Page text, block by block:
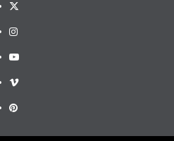
X
Instagram
Youtube
Vimeo
Pinterest